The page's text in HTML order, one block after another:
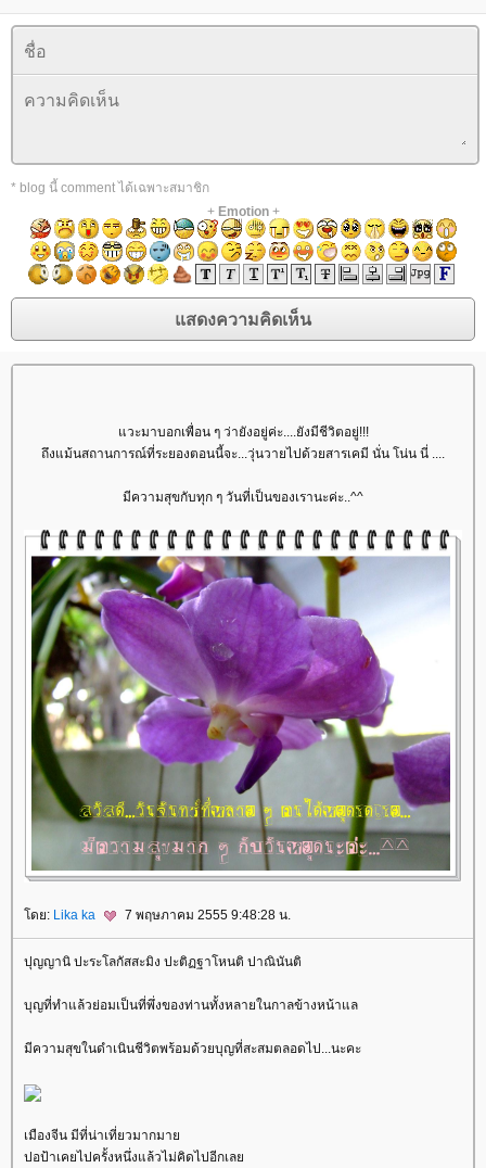
* blog นี้ comment ได้เฉพาะสมาชิก
+ Emotion+
วะมาบอกเพื่อน ๆ ว่ายังอยู่ค่ะ....ยังมีชีวิตอยู่!!!
ถึงแม้นสถานการณ์ที่ระยองตอนนี้จะ...วุ่นวายไปด้วยสารเคมี นั่น โน่น นี่ ....
มีความสุขกับทุก ๆ วันที่เป็นของเรานะค่ะ..^^
ดย: Lika ka 7 พฤษภาคม 2555 9:48:28 น.
ปุญญานิ ปะระโลกัสสะมิง ปะติฏฐาโหนติ ปาณินันติ
บุญที่ทำแล้วย่อมเป็นที่พึ่งของท่านทั้งหลายในกาลข้างหน้าแล
มีความสุขในดำเนินชีวิตพร้อมด้วยบุญที่สะสมตลอดไป...นะคะ
เมืองจีน มีที่น่าเที่ยวมากมา
ปอป้าเคยไปครั้งหนึ่งแล้วไม่คิดไปอีกเล